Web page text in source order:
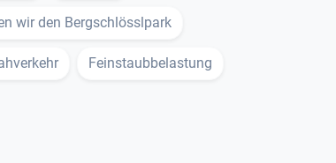
wir den Bergschlösslpark
Feinstaubbelastung